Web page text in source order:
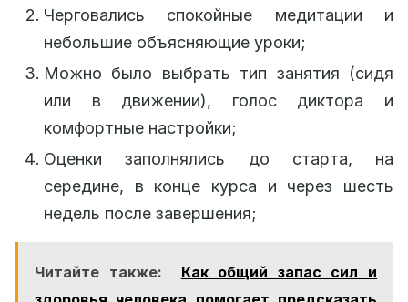
Черговались спокойные медитации и
небольшие объясняющие уроки;
Можно было выбрать тип занятия (сидя
или в движении), голос диктора и
комфортные настройки;
Оценки заполнялись до старта, на
середине, в конце курса и через шесть
недель после завершения;
Читайте также:
Как общий запас сил и